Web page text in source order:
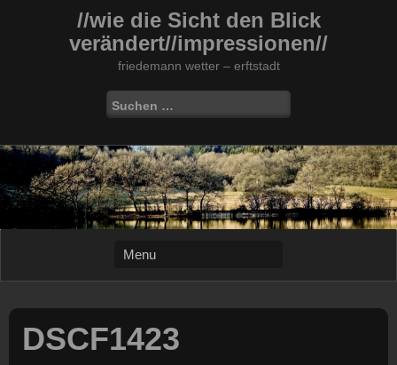
//wie die Sicht den Blick
verändert//impressionen//
friedemann wetter – erftstadt
Suchen
nach:
DSCF1423